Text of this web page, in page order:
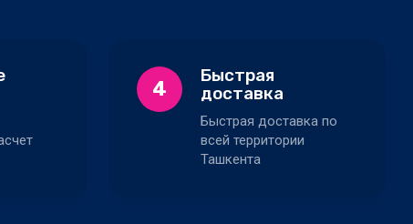
4
Быстрая
доставка
Быстрая доставка по
всей территории
Ташкента